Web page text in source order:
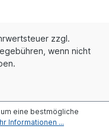
zzgl.
wenn nicht
eine bestmögliche
Informationen ...